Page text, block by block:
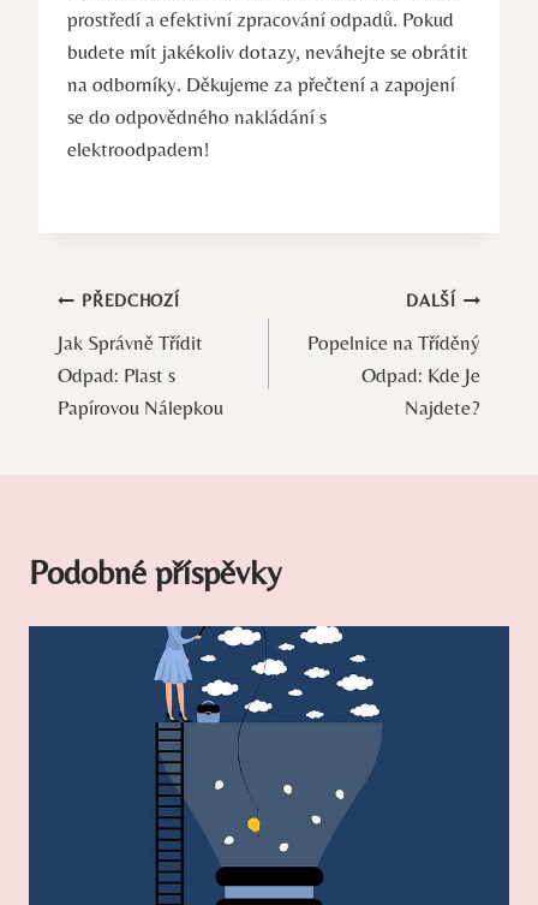
prostředí a efektivní zpracování odpadů. Pokud
budete mít jakékoliv dotazy, neváhejte se obrátit
na odborníky. Děkujeme za přečtení a zapojení
se do odpovědného nakládání s
elektroodpadem!
Navigace
pro
příspěvek
PŘEDCHOZÍ
Jak Správně Třídit
Odpad: Plast s
Papírovou Nálepkou
DALŠÍ
Popelnice na Tříděný
Odpad: Kde Je
Najdete?
Podobné příspěvky